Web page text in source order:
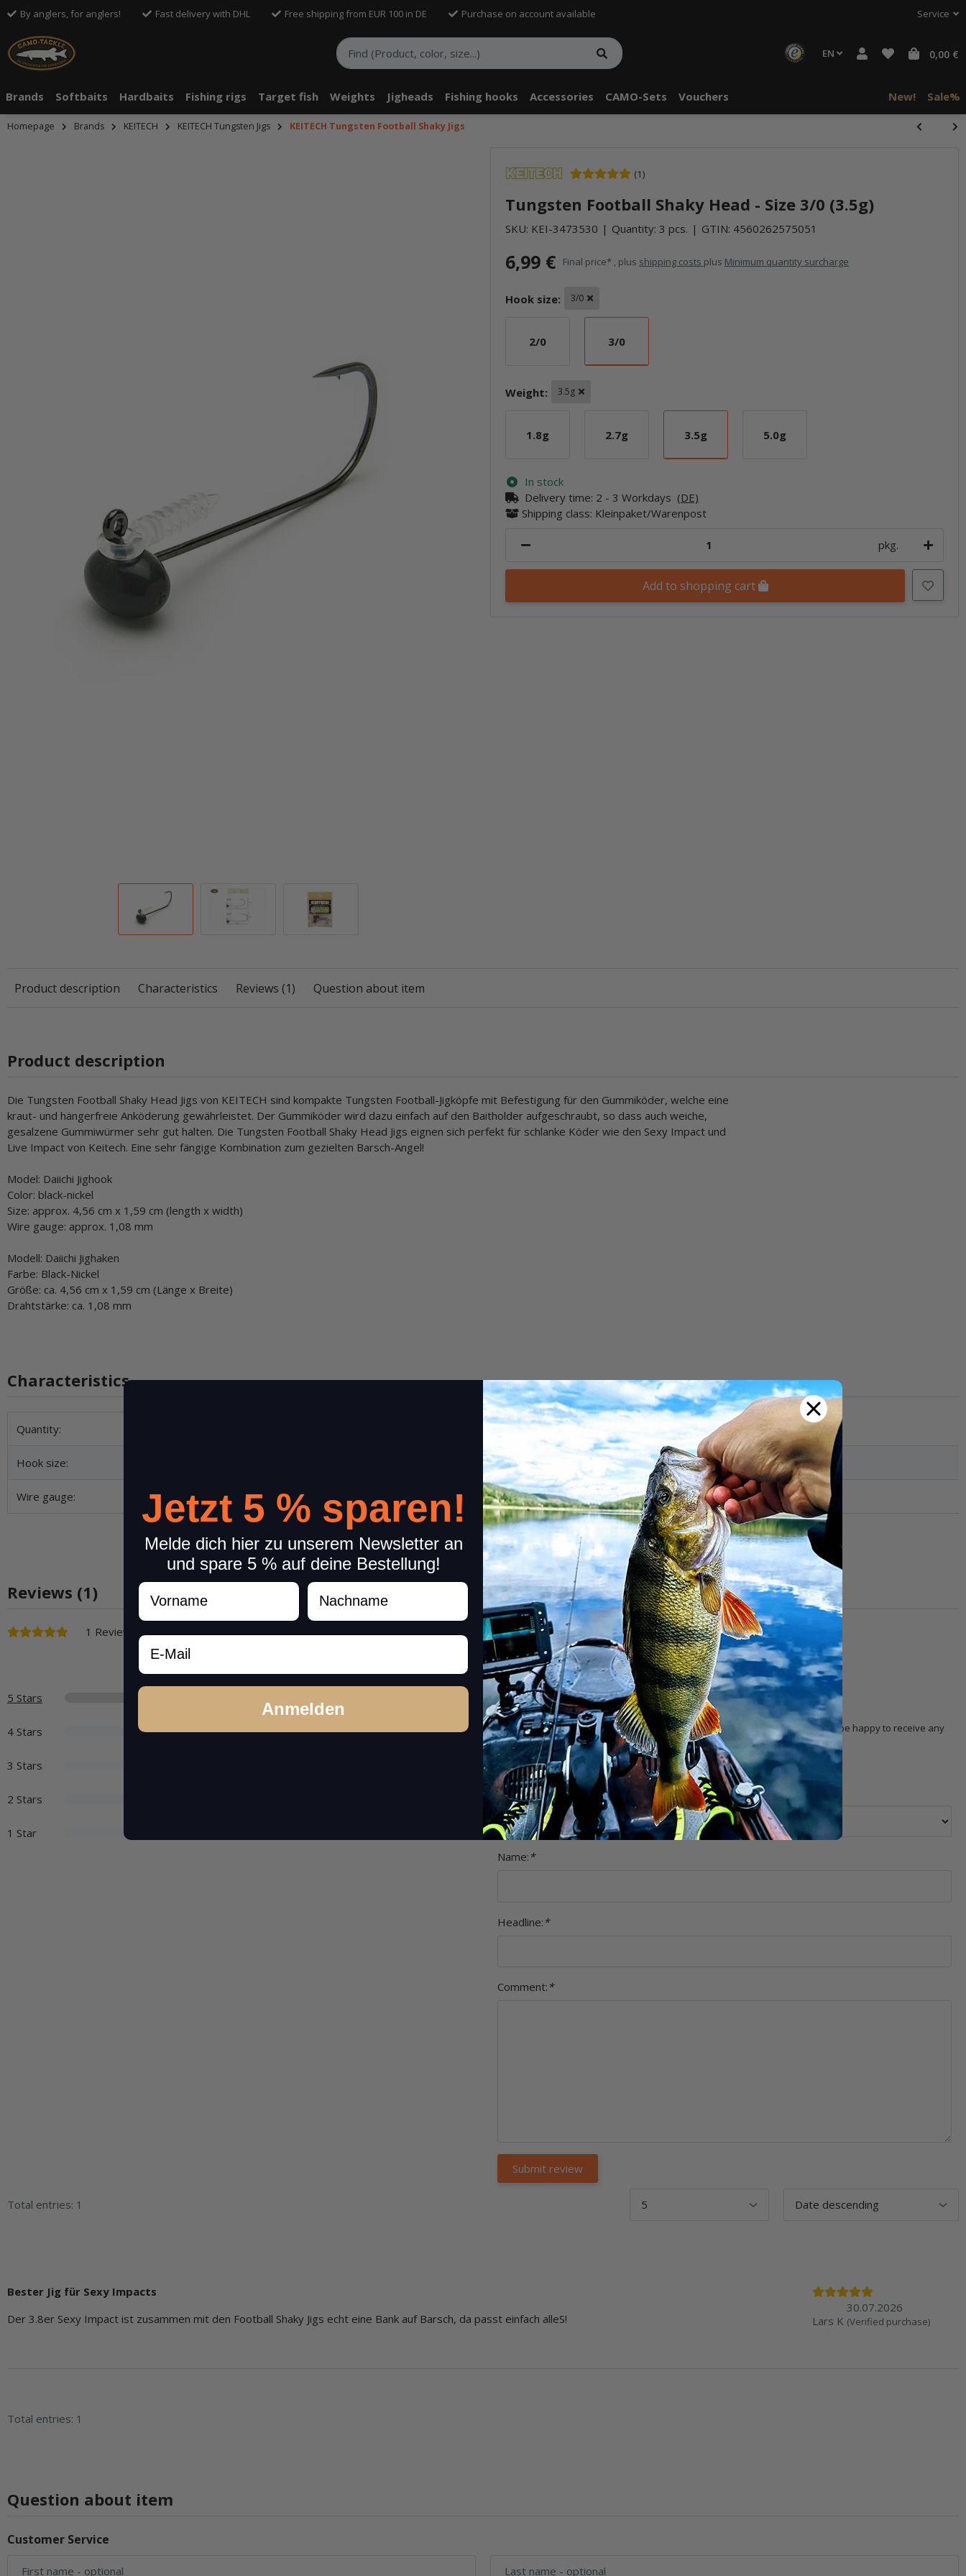
By anglers, for anglers! Fast delivery with DHL Free shipping from EUR 100 in DE Purchase on account available Service
EN 0,00 €
Brands Softbaits Hardbaits Fishing rigs Target fish Weights Jigheads Fishing hooks Accessories CAMO-Sets Vouchers New! Sale%
Homepage Brands KEITECH KEITECH Tungsten Jigs KEITECH Tungsten Football Shaky Jigs
(1)
Tungsten Football Shaky Head - Size 3/0 (3.5g)
SKU: KEI-3473530 Quantity: 3 pcs. GTIN: 4560262575051
6,99 € Final price* , plus shipping costs plus Minimum quantity surcharge
Hook size: 3/0
2/0
2/0 3/0
3/0
Weight: 3.5g
1.8g
1.8g 2.7g
2.7g 3.5g
3.5g 5.0g
5.0g
In stock
Delivery time: 2 - 3 Workdays (DE)
Shipping class: Kleinpaket/Warenpost
pkg.
Add to shopping cart
Product description Characteristics Reviews (1) Question about item
Product description
Die Tungsten Football Shaky Head Jigs von KEITECH sind kompakte Tungsten Football-Jigköpfe mit Befestigung für den Gummiköder, welche eine
kraut- und hängerfreie Anköderung gewährleistet. Der Gummiköder wird dazu einfach auf den Baitholder aufgeschraubt, so dass auch weiche,
gesalzene Gummiwürmer sehr gut halten. Die Tungsten Football Shaky Head Jigs eignen sich perfekt für schlanke Köder wie den Sexy Impact und
Live Impact von Keitech. Eine sehr fängige Kombination zum gezielten Barsch-Angel!
Model: Daiichi Jighook
Color: black-nickel
Size: approx. 4,56 cm x 1,59 cm (length x width)
Wire gauge: approx. 1,08 mm
Modell: Daiichi Jighaken
Farbe: Black-Nickel
Größe: ca. 4,56 cm x 1,59 cm (Länge x Breite)
Drahtstärke: ca. 1,08 mm
Characteristics
Item information
Value
Quantity:
Hook size:
Wire gauge: approx. 1,08 mm
Reviews (1)
1 Reviews
5 Stars 1 Reviews
4 Stars 0 Reviews
3 Stars
2 Stars
1 Star
Share your experiences with other customers!
Please rate only your experience with the product. Our customer servicewill be happy to receive any
other concerns (feedback on product selection, pricing, order, delivery, etc.).
Item review
Stars:*
Name: *
Headline: *
Comment: *
Total entries: 1
Bester Jig für Sexy Impacts
Der 3.8er Sexy Impact ist zusammen mit den Football Shaky Jigs echt eine Bank auf Barsch, da passt einfach alleS!
Lars K
30.07.2026
(Verified purchase)
Total entries: 1
Question about item
Customer Service
First name - optional Last name - optional
Jetzt 5 % sparen!
Melde dich hier zu unserem Newsletter an
und spare 5 % auf deine Bestellung!
Vorname Nachname
Email
Anmelden